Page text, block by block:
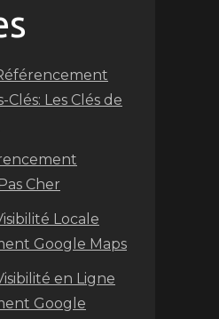
Les Clés de
Cher
Locale
Google Maps
en Ligne
Google